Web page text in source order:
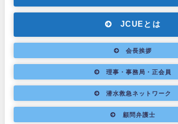
JCUEとは
会長挨拶
理事・事務局・正会員
潜水救急ネットワーク
顧問弁護士